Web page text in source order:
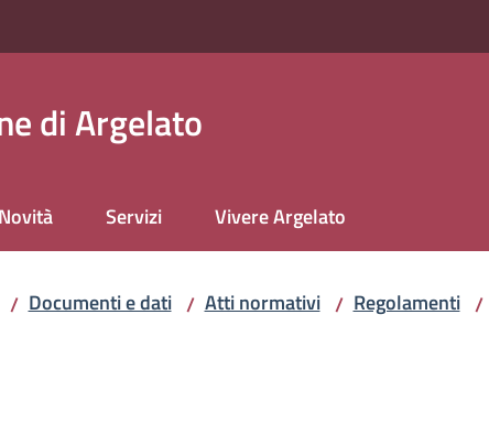
di Argelato
Novità Servizi Vivere Argelato
/ Documenti e dati / Atti normativi / Regolamenti /